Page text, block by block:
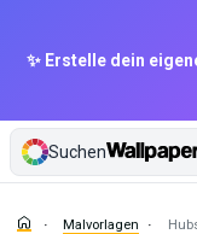
✨ Erstelle dein
Suchen
Malvorlagen